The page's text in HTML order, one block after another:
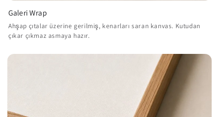
Galeri Wrap
Ahşap çıtalar üzerine gerilmiş, kenarları saran kanvas. Kutudan
çıkar çıkmaz asmaya hazır.